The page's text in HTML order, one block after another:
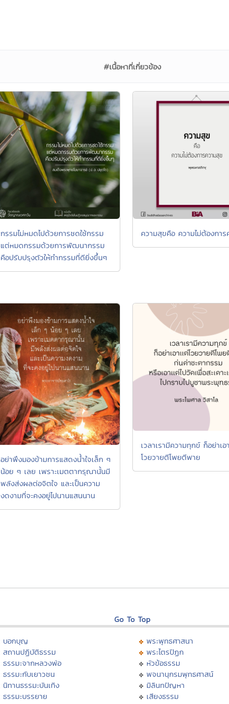
#เนื้อหาที่เกี่ยวข้อง
กรรมไม่หมดไปด้วยการชดใช้กรรม
แต่หมดกรรมด้วยการพัฒนากรรม
คือปรับปรุงตัวให้ทำกรรมที่ดียิ่งขึ้นๆ
ความสุขคือ ความไม่ต้องการ
อย่าพึงมองข้ามการแสดงน้ำใจเล็ก ๆ
น้อย ๆ เลย เพราะเมตตากรุณานั้นมี
พลังส่งผลต่อจิตใจ และเป็นความ
งดงามที่จะคงอยู่ไปนานแสนนาน
เวลาเรามีความทุกข์ ก็อย่าเอ
โวยวายตีโพยตีพาย
Go To Top
บอกบุญ
สถานปฏิบัติธรรม
ธรรมะจากหลวงพ่อ
ธรรมะกับเยาวชน
นิทานธรรมะบันเทิง
ธรรมะบรรยาย
พระพุทธศาสนา
พระไตรปิฏก
หัวข้อธรรม
พจนานุกรมพุทธศาสน์
มิลินทปัญหา
เสียงธรรม